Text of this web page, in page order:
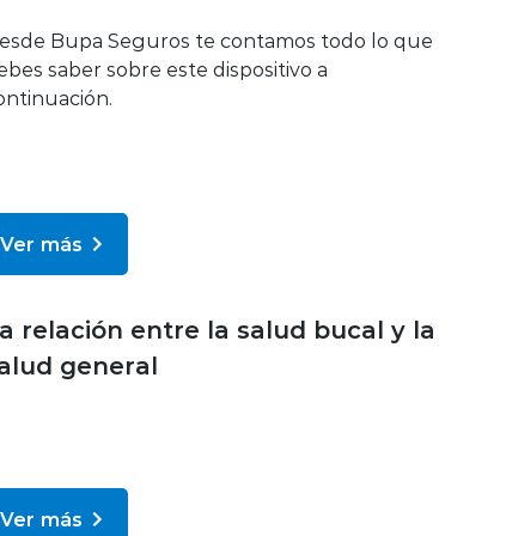
Bupa Seguros te contamos todo lo que
saber sobre este dispositivo a
Ver más
relación entre la salud bucal y la
general
Ver más